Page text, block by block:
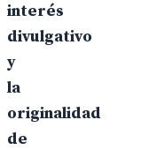
interés
divulgativo
y
la
originalidad
de